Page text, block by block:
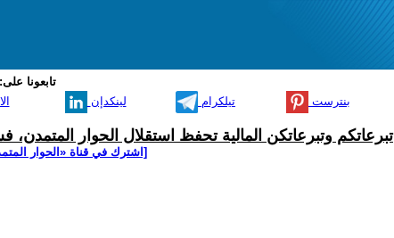
تابعونا على:
لينكدإن تيلكرام بنترست
تبرعاتكم وتبرعاتكن المالية تحفظ استقلال الحوار
[اشترك في قناة ‫«الحوار